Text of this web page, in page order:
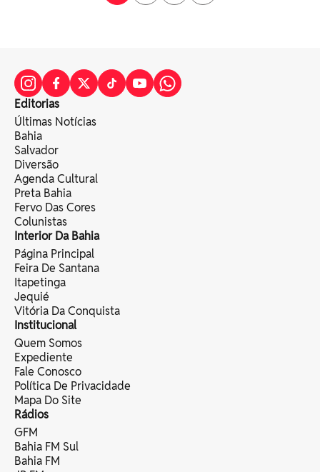
Editorias
Últimas Notícias
Bahia
Salvador
Diversão
Agenda Cultural
Preta Bahia
Fervo Das Cores
Colunistas
Interior Da Bahia
Página Principal
Feira De Santana
Itapetinga
Jequié
Vitória Da Conquista
Institucional
Quem Somos
Expediente
Fale Conosco
Política De Privacidade
Mapa Do Site
Rádios
GFM
Bahia FM Sul
Bahia FM